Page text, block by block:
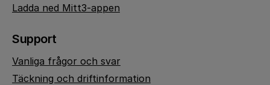
Ladda ned Mitt3-appen
Support
Vanliga frågor och svar
Täckning och driftinformation